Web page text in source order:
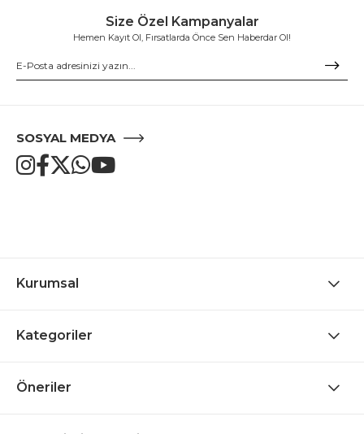
Size Özel Kampanyalar
Hemen Kayıt Ol, Fırsatlarda Önce Sen Haberdar Ol!
SOSYAL MEDYA
Kurumsal
Kategoriler
Öneriler